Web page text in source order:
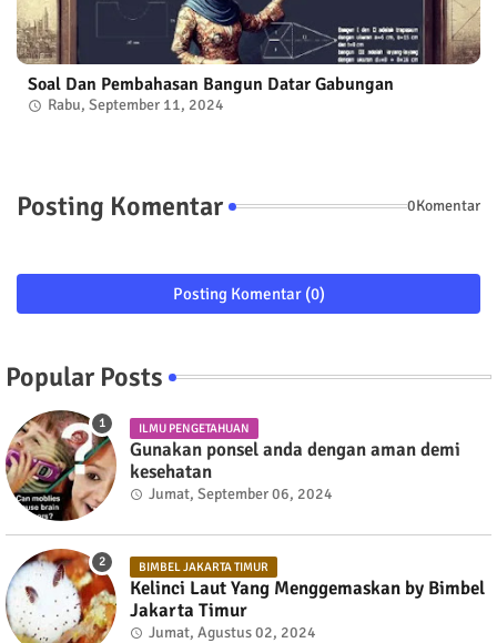
Soal Dan Pembahasan Bangun Datar Gabungan
Rabu, September 11, 2024
Posting Komentar 0Komentar
Posting Komentar (0)
Popular Posts
ILMU PENGETAHUAN
Gunakan ponsel anda dengan aman demi
kesehatan
Jumat, September 06, 2024
BIMBEL JAKARTA TIMUR
Kelinci Laut Yang Menggemaskan by Bimbel
Jakarta Timur
Jumat, Agustus 02, 2024